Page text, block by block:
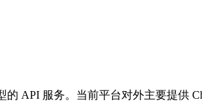
API 服务。当前平台对外主要提供